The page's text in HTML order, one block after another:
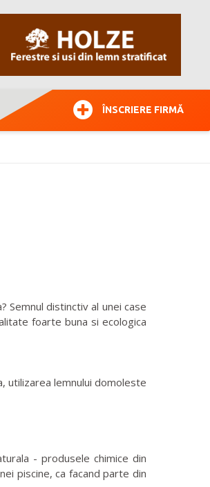
ÎNSCRIERE FIRMĂ
Semnul distinctiv al unei case
foarte buna si ecologica
utilizarea lemnului domoleste
- produsele chimice din
piscine, ca facand parte din